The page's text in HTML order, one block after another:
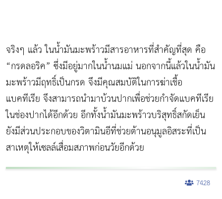
จริงๆ แล้ว ในน้ำมันมะพร้าวมีสารอาหารที่สำคัญที่สุด คือ
“กรดลอริค” ซึ่งมีอยู่มากในน้ำนมแม่ นอกจากนี้แล้วในน้ำมัน
มะพร้าวมีฤทธิ์เป็นกรด จึงมีคุณสมบัติในการฆ่าเชื้อ
แบคทีเรีย จึงสามารถนำมาบ้วนปากเพื่อช่วยกำจัดแบคทีเรีย
ในช่องปากได้อีกด้วย อีกทั้งน้ำมันมะพร้าวบริสุทธิ์สกัดเย็น
ยังมีส่วนประกอบของวิตามินอีที่ช่วยต้านอนุมูลอิสระที่เป็น
สาเหตุให้เซลล์เสื่อมสภาพก่อนวัยอีกด้วย
7428